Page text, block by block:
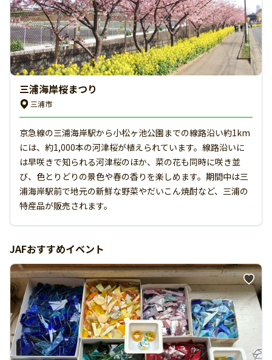
三浦海岸桜まつり
三浦市
京急線の三浦海岸駅から小松ヶ池公園までの線路沿い約1km
には、約1,000本の河津桜が植えられています。線路沿いに
は早咲きで知られる河津桜のほか、菜の花も同時に咲き並
び、色とりどりの景色や春の香りを楽しめます。期間中は三
浦海岸駅前で地元の新鮮な野菜やだいこん焼酎など、三浦の
特産品が販売されます。
JAFおすすめイベント